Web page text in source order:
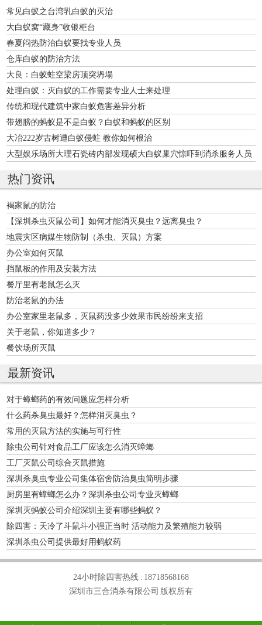
常见白蚁之台湾乳白蚁的灭治
大白蚁窝“藏身”收银柜台
春夏闷热防治白蚁要找专业人员
仓库白蚁的防治方法
大良：白蚁蛀空梁房顶突坍塌
处理白蚁：灭白蚁的工作需要专业人士来处理
传统和现代建筑中家白蚁危害差异分析
带翅膀的蚂蚁是不是白蚁？白蚁和蚂蚁的区别
大冶222岁古树遭白蚁侵蛀 教你如何根治
大型娱乐场所大理石瓷砖内部发现硕大白蚁巢穴惊吓到消杀服务人员
热门资讯
褐家鼠的防治
【深圳杀虫灭鼠公司】如何才能消灭臭虫？远离臭虫？
地震灾区病媒生物防制（杀虫、灭鼠）方案
办公室如何灭鼠
挡鼠板的作用及安装方法
餐厅里有老鼠怎么灭
防治老鼠的办法
办公室家里老鼠多，灭鼠药没多少效果市民纷纷来支招
关于老鼠，你知道多少？
餐饮场所灭鼠
最新资讯
对于蟑螂药的有效问题应怎样分析
什么药杀臭虫最好？怎样消灭臭虫？
常用的灭鼠方法的实施与可行性
除虫公司针对食品工厂应该怎么消灭蟑螂
工厂灭鼠公司综合灭鼠措施
深圳杀臭虫专业公司集体宿舍防治臭虫简明步骤
厨房里有蟑螂怎么办？深圳杀虫公司专业灭蟑螂
深圳灭蚂蚁公司介绍深圳主要有哪些蚂蚁？
除四害：天冷了斗鼠斗小强正当时 活动能力及繁殖能力较弱
深圳杀虫公司提供最好用蚂蚁药
24小时除四害热线 : 18718568168
深圳市三合消杀有限公司 版权所有